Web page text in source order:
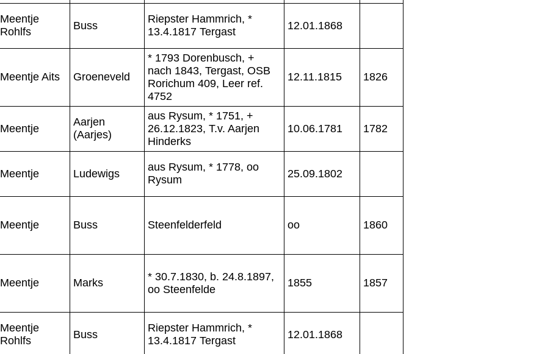
Meentje
Rohlfs
Buss
Riepster Hammrich, *
13.4.1817 Tergast
12.01.1868
Meentje Aits Groeneveld
* 1793 Dorenbusch, +
nach 1843, Tergast, OSB
Rorichum 409, Leer ref.
4752
12.11.1815 1826
Meentje
Aarjen
(Aarjes)
aus Rysum, * 1751, +
26.12.1823, T.v. Aarjen
Hinderks
10.06.1781 1782
Meentje Ludewigs
aus Rysum, * 1778, oo
Rysum
25.09.1802
Meentje Buss Steenfelderfeld oo 1860
Meentje Marks
* 30.7.1830, b. 24.8.1897,
oo Steenfelde
1855 1857
Meentje
Rohlfs
Buss
Riepster Hammrich, *
13.4.1817 Tergast
12.01.1868